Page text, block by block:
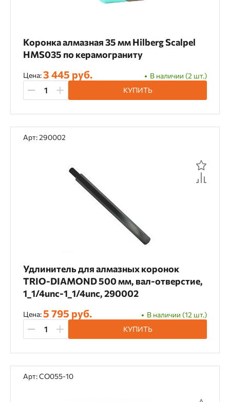
Коронка алмазная 35 мм Hilberg Scalpel
HMS035 по керамограниту
Цена:3 445 руб.
В наличии (2 шт.)
КУПИТЬ
Арт: 290002
Удлинитель для алмазных коронок
TRIO-DIAMOND 500 мм, вал-отверстие,
1_1/4unc-1_1/4unc, 290002
Цена:5 795 руб.
В наличии (12 шт.)
КУПИТЬ
Арт: CO055-10